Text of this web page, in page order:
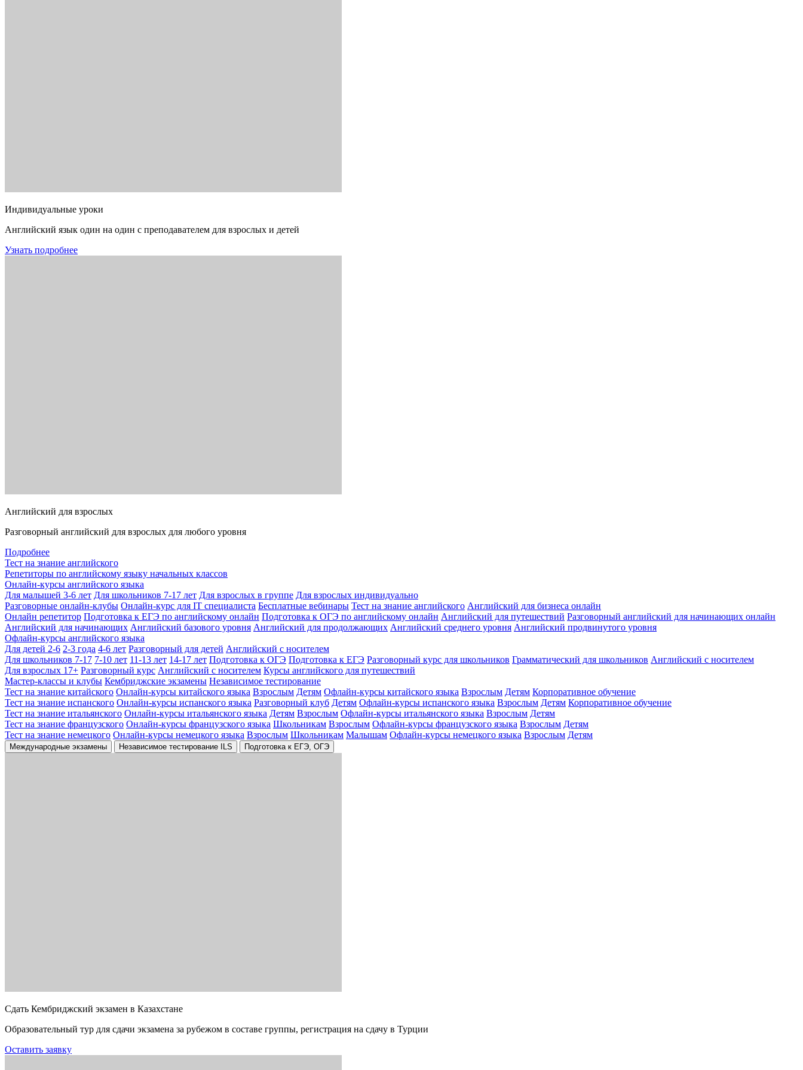
Индивидуальные уроки
Английский язык один на один с преподавателем для взрослых и детей
Узнать подробнее
Английский для взрослых
Разговорный английский для взрослых для любого уровня
Подробнее
Тест на знание английского
Репетиторы по английскому языку начальных классов
Онлайн-курсы английского языка
Для малышей 3-6 лет Для школьников 7-17 лет Для взрослых в группе Для взрослых индивидуально
Разговорные онлайн-клубы Онлайн-курс для IT специалиста Бесплатные вебинары Тест на знание английского Английский для бизнеса онлайн
Онлайн репетитор Подготовка к ЕГЭ по английскому онлайн Подготовка к ОГЭ по английскому онлайн Английский для путешествий Разговорный английский для начинающих онлайн
Английский для начинающих Английский базового уровня Английский для продолжающих Английский среднего уровня Английский продвинутого уровня
Офлайн-курсы английского языка
Для детей 2-6 2-3 года 4-6 лет Разговорный для детей Английский с носителем
Для школьников 7-17 7-10 лет 11-13 лет 14-17 лет Подготовка к ОГЭ Подготовка к ЕГЭ Разговорный курс для школьников Грамматический для школьников Английский с носителем
Для взрослых 17+ Разговорный курс Английский с носителем Курсы английского для путешествий
Мастер-классы и клубы Кембриджские экзамены Независимое тестирование
Тест на знание китайского Онлайн-курсы китайского языка Взрослым Детям Офлайн-курсы китайского языка Взрослым Детям Корпоративное обучение
Тест на знание испанского Онлайн-курсы испанского языка Разговорный клуб Детям Офлайн-курсы испанского языка Взрослым Детям Корпоративное обучение
Тест на знание итальянского Онлайн-курсы итальянского языка Детям Взрослым Офлайн-курсы итальянского языка Взрослым Детям
Тест на знание французского Онлайн-курсы французского языка Школьникам Взрослым Офлайн-курсы французского языка Взрослым Детям
Тест на знание немецкого Онлайн-курсы немецкого языка Взрослым Школьникам Малышам Офлайн-курсы немецкого языка Взрослым Детям
Международные экзамены Независимое тестирование ILS Подготовка к ЕГЭ, ОГЭ
Сдать Кембриджский экзамен в Казахстане
Образовательный тур для сдачи экзамена за рубежом в составе группы, регистрация на сдачу в Турции
Оставить заявку